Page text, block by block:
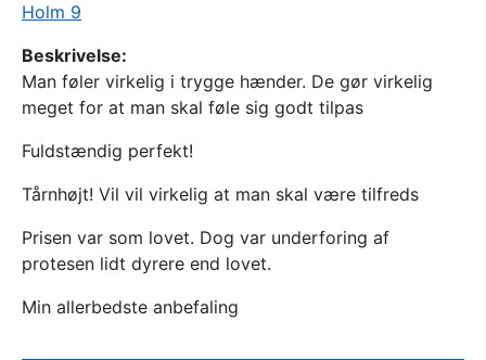
Holm 9
Beskrivelse:
Man føler virkelig i trygge hænder. De gør virkelig
meget for at man skal føle sig godt tilpas
Fuldstændig perfekt!
Tårnhøjt! Vil vil virkelig at man skal være tilfreds
Prisen var som lovet. Dog var underforing af
protesen lidt dyrere end lovet.
Min allerbedste anbefaling